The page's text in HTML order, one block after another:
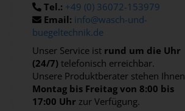
Tel.: +49 (0) 36072-153979
Email: info@wasch-und-
buegeltechnik.de
Unser Service ist rund um die Uhr
(24/7) telefonisch erreichbar.
Unsere Produktberater stehen Ihnen
Montag bis Freitag von 8:00 bis
17:00 Uhr zur Verfügung.